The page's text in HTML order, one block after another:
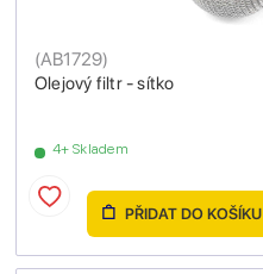
Olejový filtr - sítko
(AB1729)
4+ Skladem
PŘIDAT DO KOŠÍKU